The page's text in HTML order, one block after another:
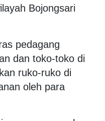
Bojongsari
pedagang
dan toko-toko di
ruko-ruko di
oleh para